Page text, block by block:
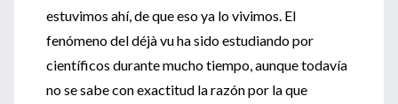
estuvimos ahí, de que eso ya lo vivimos. El
fenómeno del déjà vu ha sido estudiando por
científicos durante mucho tiempo, aunque todavía
no se sabe con exactitud la razón por la que